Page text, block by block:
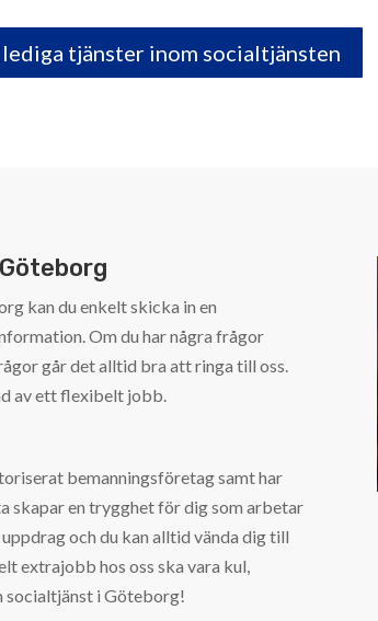
lediga tjänster inom socialtjänsten
kan du enkelt skicka in en
Om du har några frågor
går det alltid bra att ringa till oss.
av ett flexibelt jobb.
bemanningsföretag samt har
skapar en trygghet för dig som arbetar
och du kan alltid vända dig till
extrajobb hos oss ska vara kul,
socialtjänst i Göteborg!